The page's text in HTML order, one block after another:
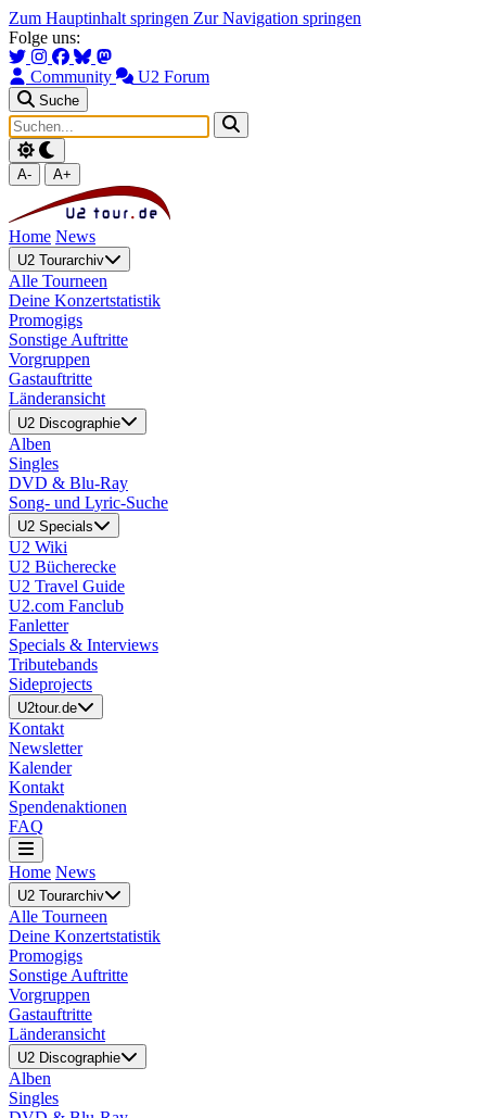
Zum Hauptinhalt springen Zur Navigation springen
Folge uns:
Community U2 Forum
Suche
A- A+
Home News
U2 Tourarchiv
Alle Tourneen
Deine Konzertstatistik
Promogigs
Sonstige Auftritte
Vorgruppen
Gastauftritte
Länderansicht
U2 Discographie
Alben
Singles
DVD & Blu-Ray
Song- und Lyric-Suche
U2 Specials
U2 Wiki
U2 Bücherecke
U2 Travel Guide
U2.com Fanclub
Fanletter
Specials & Interviews
Tributebands
Sideprojects
U2tour.de
Kontakt
Newsletter
Kalender
Kontakt
Spendenaktionen
FAQ
Home News
U2 Tourarchiv
Alle Tourneen
Deine Konzertstatistik
Promogigs
Sonstige Auftritte
Vorgruppen
Gastauftritte
Länderansicht
U2 Discographie
Alben
Singles